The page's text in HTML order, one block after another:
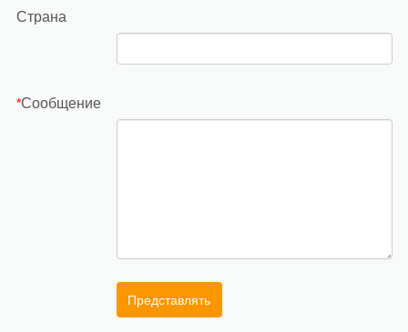
Страна
*Сообщение
Представлять